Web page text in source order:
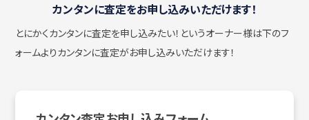
カンタンに査定をお申し込みいただけます！
とにかくカンタンに査定を申し込みたい！ というオーナー様は下のフ
ォームよりカンタンに査定がお申し込みいただけます！